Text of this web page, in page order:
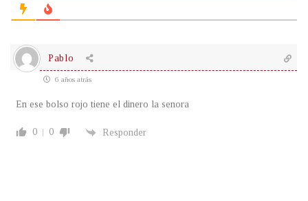
Pablo
6 años atrás
En ese bolso rojo tiene el dinero la senora
0 0 Responder